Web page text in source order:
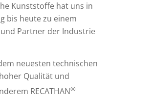
Kunststoffe hat uns in
bis heute zu einem
Partner der Industrie
neuesten technischen
Qualität und
RECATHAN®